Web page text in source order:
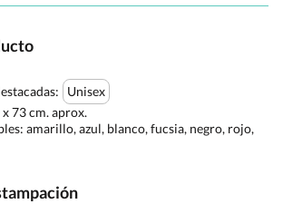
Unisex
x 73 cm. aprox.
amarillo, azul, blanco, fucsia, negro, rojo,